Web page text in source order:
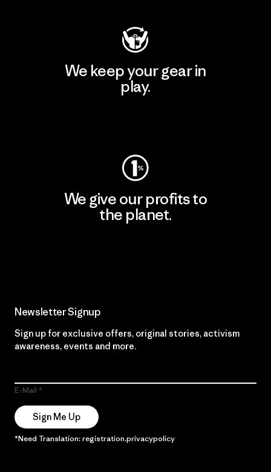
We keep your gear in
play.
We give our profits to
the planet.
Newsletter Signup
Sign up for exclusive offers, original stories, activism
awareness, events and more.
E-Mail
Sign Me Up
*Need Translation: registration.privacypolicy